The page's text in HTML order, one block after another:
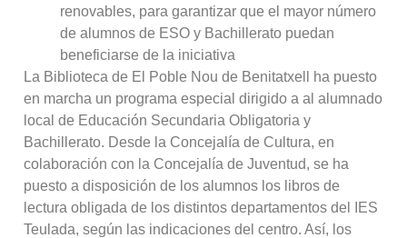
renovables, para garantizar que el mayor número
de alumnos de ESO y Bachillerato puedan
beneficiarse de la iniciativa
La Biblioteca de El Poble Nou de Benitatxell ha puesto
en marcha un programa especial dirigido a al alumnado
local de Educación Secundaria Obligatoria y
Bachillerato. Desde la Concejalía de Cultura, en
colaboración con la Concejalía de Juventud, se ha
puesto a disposición de los alumnos los libros de
lectura obligada de los distintos departamentos del IES
Teulada, según las indicaciones del centro. Así, los